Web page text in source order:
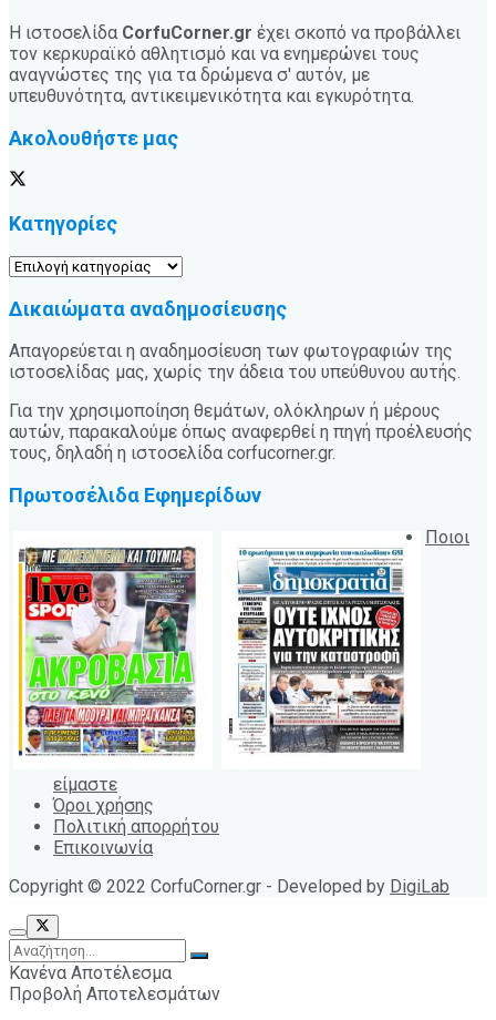
Η ιστοσελίδα CorfuCorner.gr έχει σκοπό να προβάλλει
τον κερκυραϊκό αθλητισμό και να ενημερώνει τους
αναγνώστες της για τα δρώμενα σ' αυτόν, με
υπευθυνότητα, αντικειμενικότητα και εγκυρότητα.
Ακολουθήστε μας
Κατηγορίες
Κατηγορίες
Δικαιώματα αναδημοσίευσης
Απαγορεύεται η αναδημοσίευση των φωτογραφιών της
ιστοσελίδας μας, χωρίς την άδεια του υπεύθυνου αυτής.
Για την χρησιμοποίηση θεμάτων, ολόκληρων ή μέρους
αυτών, παρακαλούμε όπως αναφερθεί η πηγή προέλευσής
τους, δηλαδή η ιστοσελίδα corfucorner.gr.
Πρωτοσέλιδα Εφημερίδων
Ποιοι
είμαστε
Όροι χρήσης
Πολιτική απορρήτου
Επικοινωνία
Copyright © 2022 CorfuCorner.gr - Developed by DigiLab
Κανένα Αποτέλεσμα
Προβολή Αποτελεσμάτων